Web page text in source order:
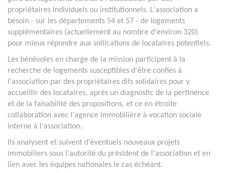
propriétaires individuels ou institutionnels. L'association a
besoin - sur les départements 54 et 57 - de logements
supplémentaires (actuellement au nombre d'environ 320)
pour mieux répondre aux sollications de locataires potentiels.
Les bénévoles en charge de la mission participent à la
recherche de logements susceptibles d'être confiés à
l'association par des propriétaires dits solidaires pour y
accueillir des locataires, après un diagnostic de la pertinence
et de la faisabilité des propositions, et ce en étroite
collaboration avec l'agence immobilière à vocation sociale
interne à l'association.
Ils analysent et suivent d'éventuels nouveaux projets
immobiliers sous l'autorité du président de l'association et en
lien avec les équipes nationales le cas échéant.